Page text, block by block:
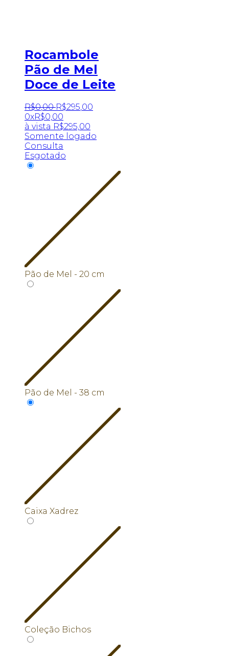
Rocambole
Pão de Mel
Doce de Leite
R$0,00 R$295,00
0xR$0,00
à vista R$295,00
Somente logado
Consulta
Esgotado
Pão de Mel - 20 cm
Pão de Mel - 38 cm
Caixa Xadrez
Coleção Bichos